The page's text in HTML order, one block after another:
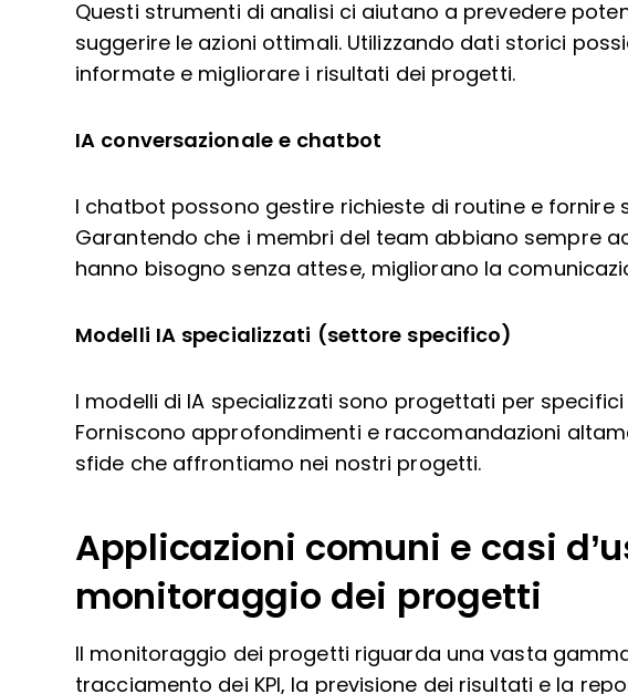
Questi strumenti di analisi ci aiutano a prevedere
suggerire le azioni ottimali. Utilizzando dati storici
informate e migliorare i risultati dei progetti.
IA conversazionale e chatbot
I chatbot possono gestire richieste di routine e fornire
Garantendo che i membri del team abbiano sempre
hanno bisogno senza attese, migliorano la
Modelli IA specializzati (settore specifico)
I modelli di IA specializzati sono progettati per
Forniscono approfondimenti e raccomandazioni
sfide che affrontiamo nei nostri progetti.
Applicazioni comuni e casi
monitoraggio dei progetti
Il monitoraggio dei progetti riguarda una vasta
tracciamento dei KPI, la previsione dei risultati e la